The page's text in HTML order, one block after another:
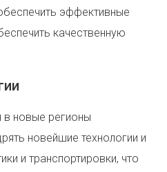
эффективные
качественную
новые регионы
новейшие технологии и
и транспортировки, что